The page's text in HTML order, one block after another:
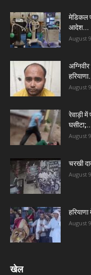
मेडिकल
आदेश...
August
August
रेवाड़ी
August
चरखी
August
August
खेल